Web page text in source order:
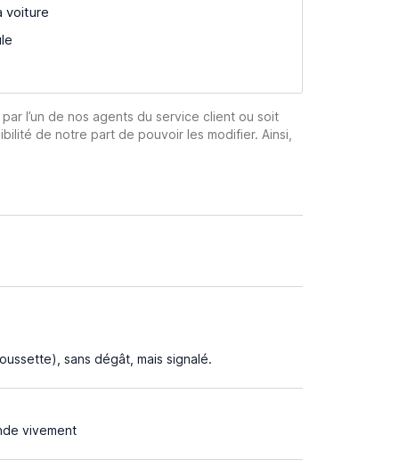
voiture
l’un de nos agents du service client ou soit
de notre part de pouvoir les modifier. Ainsi,
sans dégât, mais signalé.
vivement